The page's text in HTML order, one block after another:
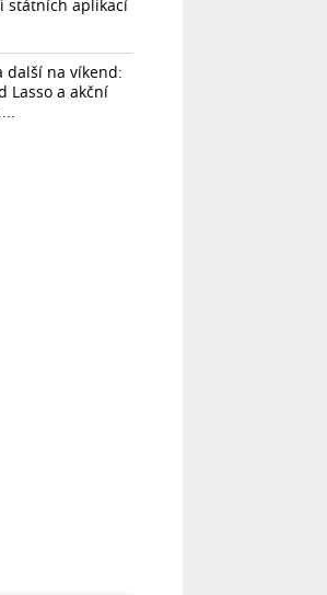
státních aplikací
další na víkend:
Lasso a akční